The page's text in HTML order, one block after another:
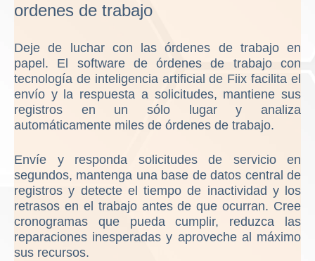
ordenes de trabajo
Deje de luchar con las órdenes de trabajo en
papel. El software de órdenes de trabajo con
tecnología de inteligencia artificial de Fiix facilita el
envío y la respuesta a solicitudes, mantiene sus
registros en un sólo lugar y analiza
automáticamente miles de órdenes de trabajo.
Envíe y responda solicitudes de servicio en
segundos, mantenga una base de datos central de
registros y detecte el tiempo de inactividad y los
retrasos en el trabajo antes de que ocurran. Cree
cronogramas que pueda cumplir, reduzca las
reparaciones inesperadas y aproveche al máximo
sus recursos.